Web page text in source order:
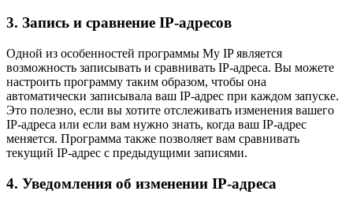
3. Запись и сравнение IP-адресов
Одной из особенностей программы My IP является
возможность записывать и сравнивать IP-адреса. Вы можете
настроить программу таким образом, чтобы она
автоматически записывала ваш IP-адрес при каждом запуске.
Это полезно, если вы хотите отслеживать изменения вашего
IP-адреса или если вам нужно знать, когда ваш IP-адрес
меняется. Программа также позволяет вам сравнивать
текущий IP-адрес с предыдущими записями.
4. Уведомления об изменении IP-адреса